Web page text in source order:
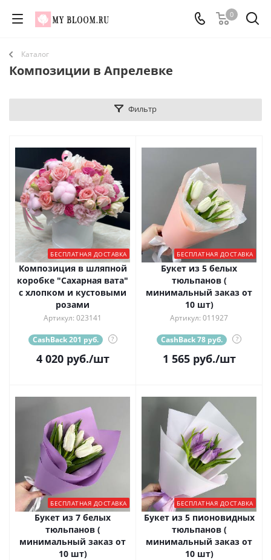
0
Каталог
Композиции в Апрелевке
Фильтр
БЕСПЛАТНАЯ ДОСТАВКА
Композиция в шляпной
коробке "Сахарная вата"
с хлопком и кустовыми
розами
Артикул: 023141
CashBack 201 руб. ?
4 020руб./шт
БЕСПЛАТНАЯ ДОСТАВКА
Букет из 5 белых
тюльпанов (
минимальный заказ от
10 шт)
Артикул: 011927
CashBack 78 руб. ?
1 565руб./шт
БЕСПЛАТНАЯ ДОСТАВКА
Букет из 7 белых
тюльпанов (
минимальный заказ от
10 шт)
БЕСПЛАТНАЯ ДОСТАВКА
Букет из 5 пионовидных
тюльпанов (
минимальный заказ от
10 шт)